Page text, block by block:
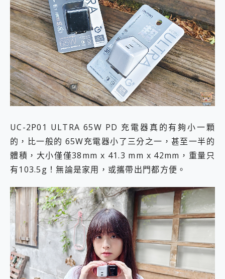
UC-2P01 ULTRA 65W PD 充電器真的有夠小一顆
的，比一般的 65W充電器小了三分之一，甚至一半的
體積，大小僅僅38mm x 41.3 mm x 42mm，重量只
有103.5g！無論是家用，或攜帶出門都方便。